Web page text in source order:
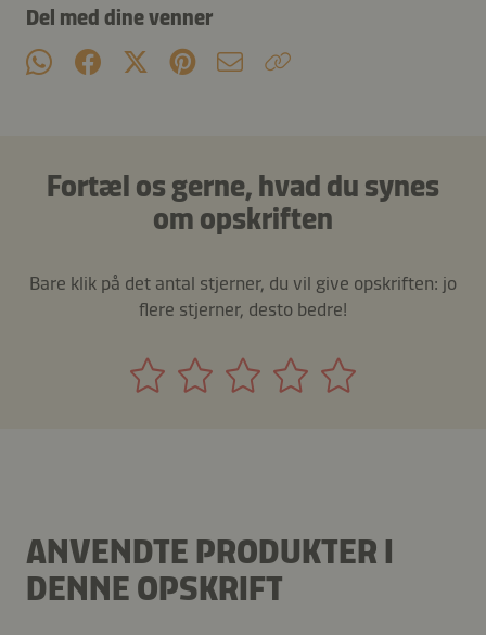
Del med dine venner
Fortæl os gerne, hvad du synes
om opskriften
Bare klik på det antal stjerner, du vil give opskriften: jo
flere stjerner, desto bedre!
ANVENDTE PRODUKTER I
DENNE OPSKRIFT